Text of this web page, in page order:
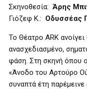
Σκηνοθεσία: Άρης
Γιόζεφ Κ.: Οδυσσέας
Το Θέατρο ARK
ανασχεδιασμένο,
φάση. Στη σκηνή όπου
«Άνοδο του Αρτούρο
συναπτά έτη